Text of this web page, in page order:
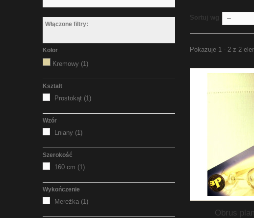
Włączone filtry:
Kolor
Kremowy (1)
Kształt
Prostokąt (1)
Wzór
Lniany (1)
Szerokość
160 cm (1)
Wykończenie
Mereżka (1)
Sortuj wg --
Pokazuje 1 - 2 z 2
Obrus